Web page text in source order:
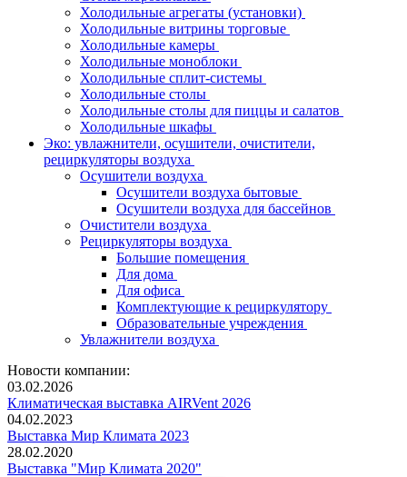
Холодильные агрегаты (установки)
Холодильные витрины торговые
Холодильные камеры
Холодильные моноблоки
Холодильные сплит-системы
Холодильные столы
Холодильные столы для пиццы и салатов
Холодильные шкафы
Эко: увлажнители, осушители, очистители,
рециркуляторы воздуха
Осушители воздуха
Осушители воздуха бытовые
Осушители воздуха для бассейнов
Очистители воздуха
Рециркуляторы воздуха
Большие помещения
Для дома
Для офиса
Комплектующие к рециркулятору
Образовательные учреждения
Увлажнители воздуха
Новости компании:
03.02.2026
Климатическая выставка AIRVent 2026
04.02.2023
Выставка Мир Климата 2023
28.02.2020
Выставка "Мир Климата 2020"